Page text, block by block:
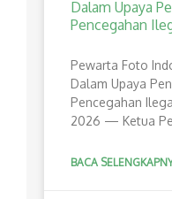
Dalam Upaya
Pencegahan
Pewarta Foto
Dalam Upaya
Pencegahan
2026 — Ketua
BACA